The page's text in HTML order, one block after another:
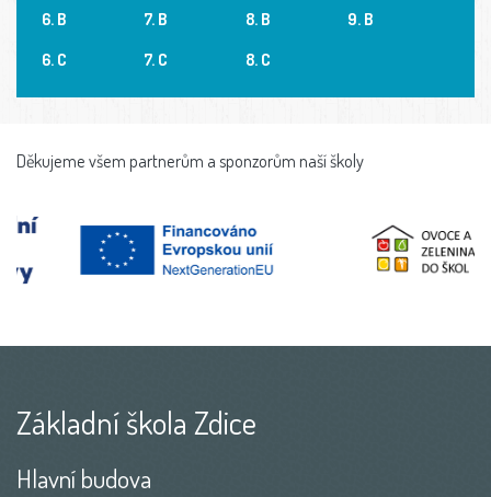
6. B
6. C
7. B
7. C
8. B
8. C
9. B
Děkujeme všem partnerům a sponzorům naší školy
Základní škola Zdice
Hlavní budova